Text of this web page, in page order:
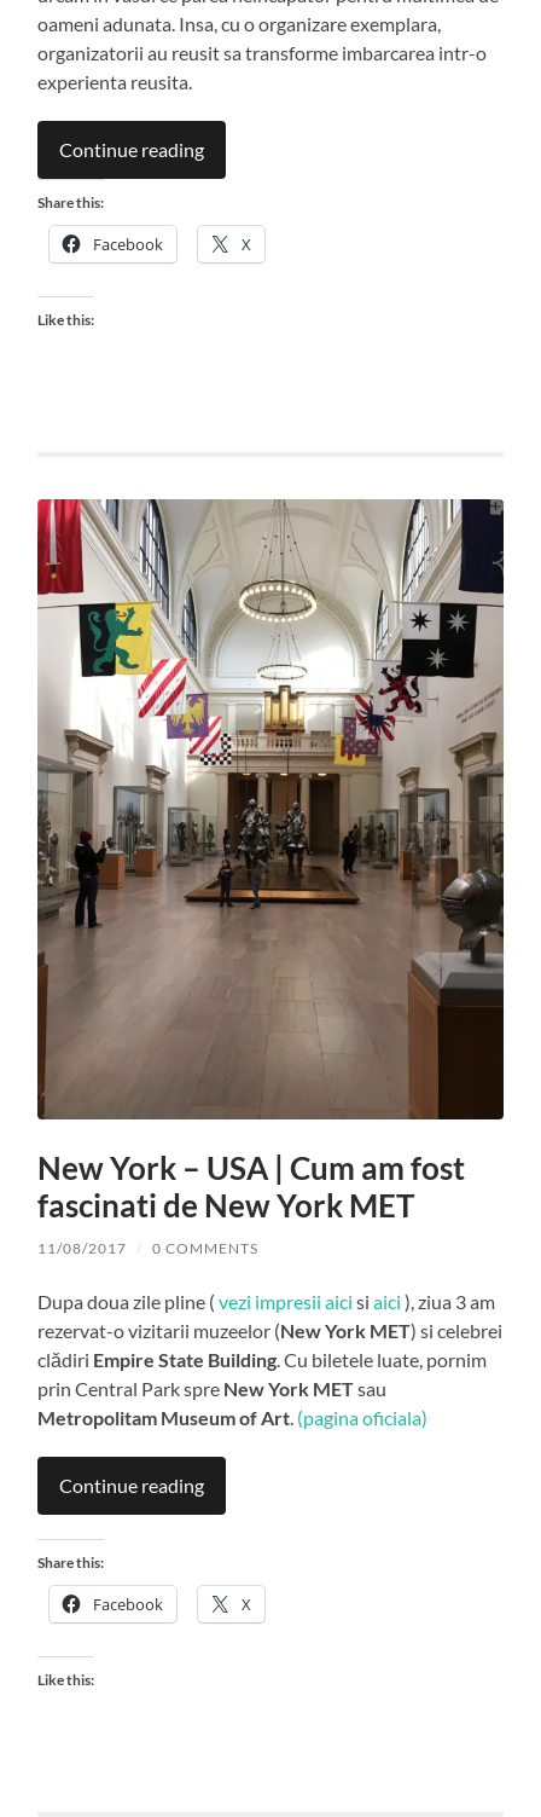
oameni adunata. Insa, cu o organizare exemplara,
organizatorii au reusit sa transforme imbarcarea intr-o
experienta reusita.
Continue reading
Share this:
Facebook X
Like this:
New York – USA | Cum am fost
fascinati de New York MET
11/08/2017 / 0 COMMENTS
Dupa doua zile pline (vezi impresii aici siaici ), ziua 3 am
rezervat-o vizitarii muzeelor (New York MET) si celebrei
clădiri Empire State Building. Cu biletele luate, pornim
prin Central Park spre New York METsau
Metropolitam Museum of Art. (pagina oficiala)
Continue reading
Share this:
Facebook X
Like this: